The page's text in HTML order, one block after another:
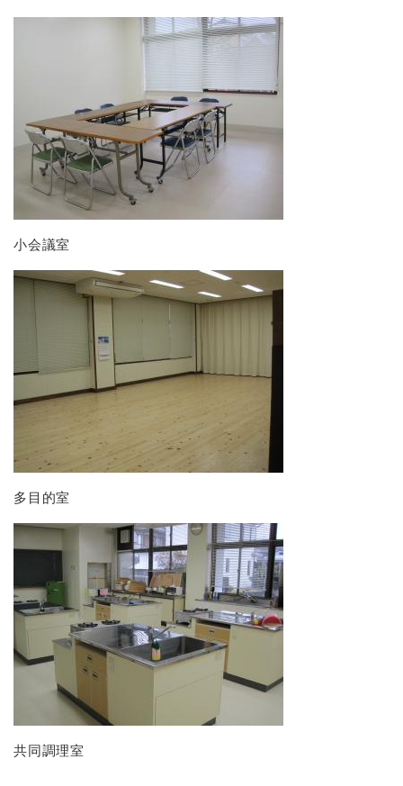
小会議室
多目的室
共同調理室